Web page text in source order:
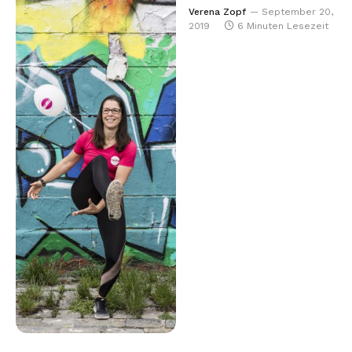
Verena Zopf
September 20,
2019
6 Minuten Lesezeit